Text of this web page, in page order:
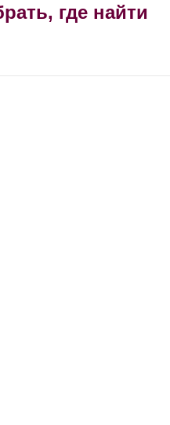
где найти